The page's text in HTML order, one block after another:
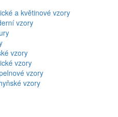
a květinové vzory
vzory
vzory
vzory
vzory
vzory